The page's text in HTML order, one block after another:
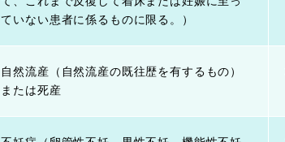
ていない患者に係るものに限る。）
自然流産（自然流産の既往歴を有するもの）
または死産